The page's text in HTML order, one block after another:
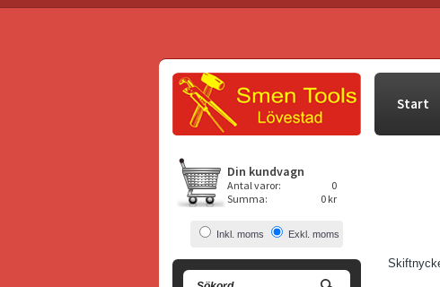
Start
Din kundvagn
Antal varor:
0
Summa:
0 kr
Inkl. moms Exkl. moms